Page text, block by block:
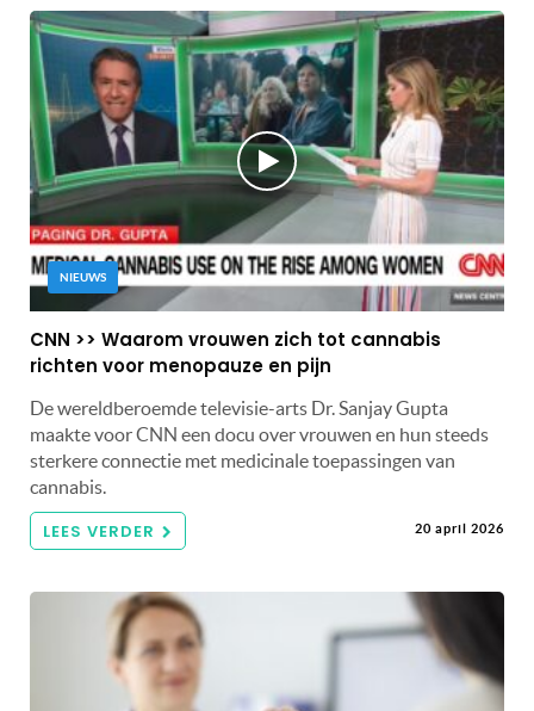
NIEUWS
CNN >> Waarom vrouwen zich tot cannabis
richten voor menopauze en pijn
De wereldberoemde televisie-arts Dr. Sanjay Gupta
maakte voor CNN een docu over vrouwen en hun steeds
sterkere connectie met medicinale toepassingen van
cannabis.
LEES VERDER 20 april 2026